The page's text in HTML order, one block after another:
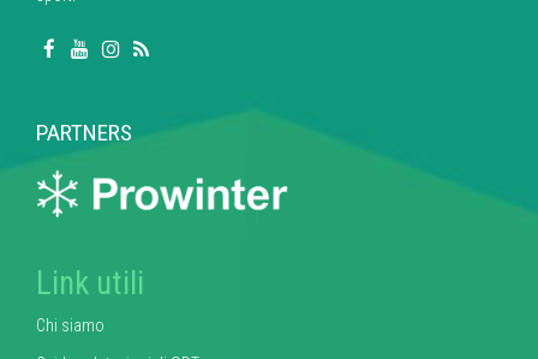
PARTNERS
Link utili
Chi siamo